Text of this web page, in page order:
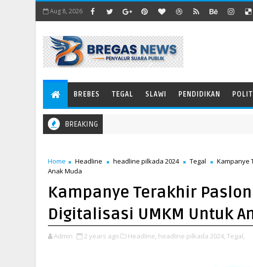
Aug 8, 2026
BREBES TEGAL SLAWI PENDIDIKAN
BREAKING
Home Headline headline pilkada 2024 Tegal
Kampanye
Anak Muda
Kampanye Terakhir
Digitalisasi UMKM Untuk
Admin 2 years ago Headline, headline pilkada 2024, Tegal,